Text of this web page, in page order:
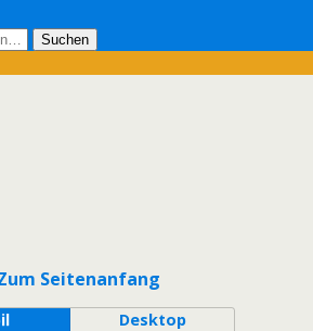
Seitenanfang
Desktop